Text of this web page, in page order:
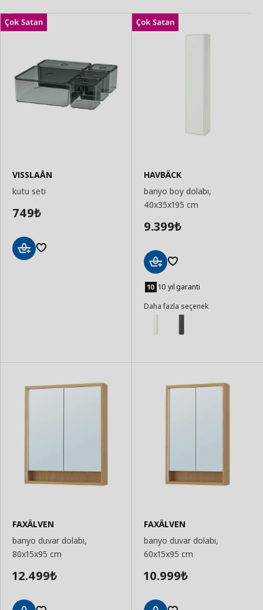
VISSLAÅN
kutu seti
749₺
HAVBÄCK
banyo boy dolabı,
40x35x195 cm
9.399₺
Ekle 10 yıl garanti
Daha fazla seçenek
FAXÄLVEN
banyo duvar dolabı,
80x15x95 cm
12.499₺
FAXÄLVEN
banyo duvar dolabı,
60x15x95 cm
10.999₺